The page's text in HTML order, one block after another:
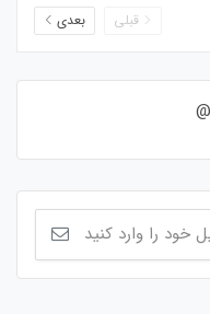
قبلی بعدی